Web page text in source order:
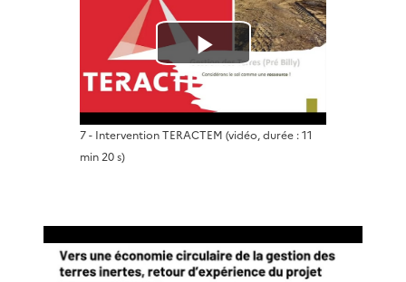
L
i
l
7 - Intervention TERACTEM (vidéo, durée : 11
min 20 s)